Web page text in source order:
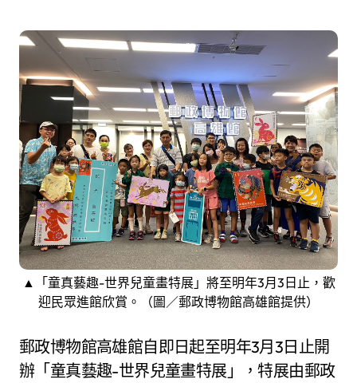
▲「童真藝趣-世界兒童畫特展」將至明年3月3日止，歡
迎民眾進館欣賞。（圖／郵政博物館高雄館提供）
郵政博物館高雄館自即日起至明年3月3日止開
辦「童真藝趣-世界兒童畫特展」，特展由郵政